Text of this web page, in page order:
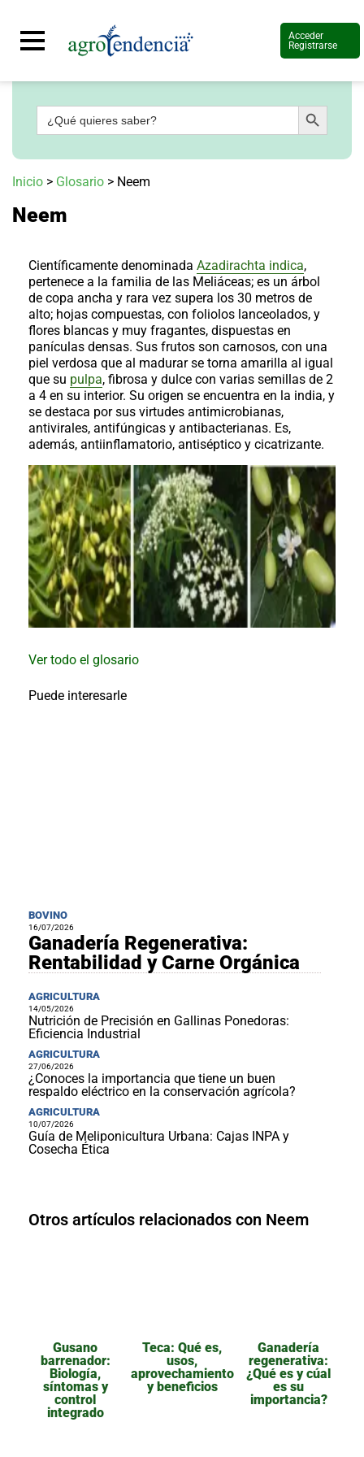
Acceder
Registrarse
Señal
en
más
Agrotendencia
Planes
Glosario
Agroshow
Regístrate
suscríbete
al
boletín
Contáctenos
Acuicultura
Agricultura
de
precisión
Apicultura
Avicultura
Cultivos
Ganadería
Hidroponía
Pastos
Forrajes
Ovinos
caprinos
Porcino
Cosecha
Buscar: Botón de búsqueda
Inicio > Glosario > Neem
Neem
Científicamente denominada Azadirachta indica,
pertenece a la familia de las Meliáceas; es un árbol
de copa ancha y rara vez supera los 30 metros de
alto; hojas compuestas, con foliolos lanceolados, y
flores blancas y muy fragantes, dispuestas en
panículas densas. Sus frutos son carnosos, con una
piel verdosa que al madurar se torna amarilla al igual
que su pulpa, fibrosa y dulce con varias semillas de 2
a 4 en su interior. Su origen se encuentra en la india, y
se destaca por sus virtudes antimicrobianas,
antivirales, antifúngicas y antibacterianas. Es,
además, antiinflamatorio, antiséptico y cicatrizante.
Ver todo el glosario
Puede interesarle
BOVINO
16/07/2026
Ganadería Regenerativa:
Rentabilidad y Carne Orgánica
AGRICULTURA
14/05/2026
Nutrición de Precisión en Gallinas Ponedoras:
Eficiencia Industrial
AGRICULTURA
27/06/2026
¿Conoces la importancia que tiene un buen
respaldo eléctrico en la conservación agrícola?
AGRICULTURA
10/07/2026
Guía de Meliponicultura Urbana: Cajas INPA y
Cosecha Ética
Otros artículos relacionados con Neem
Gusano
barrenador:
Biología,
síntomas y
control
integrado
Teca: Qué es,
usos,
aprovechamiento
y beneficios
Ganadería
regenerativa:
¿Qué es y cúal
es su
importancia?